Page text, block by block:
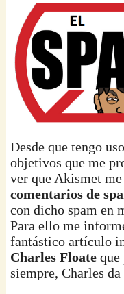
Desde que tengo
objetivos que me
ver que Akismet
comentarios de
con dicho spam en
Para ello me
fantástico artículo
Charles Floate
siempre, Charles